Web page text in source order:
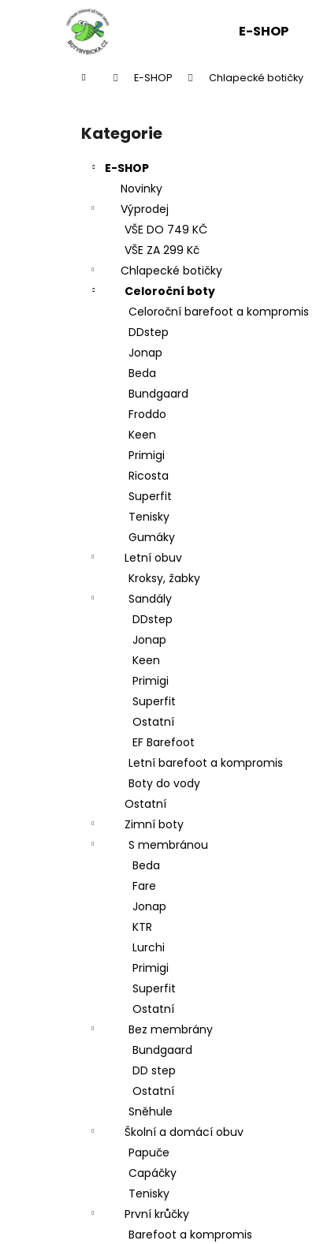
E-SHOP
Domů E-SHOP Chlapecké botičky
Přeskočit
kategorie
Kategorie
E-SHOP
Novinky
Výprodej
VŠE DO 749 KČ
VŠE ZA 299 Kč
Chlapecké botičky
Celoroční boty
Celoroční barefoot a kompromis
DDstep
Jonap
Beda
Bundgaard
Froddo
Keen
Primigi
Ricosta
Superfit
Tenisky
Gumáky
Letní obuv
Kroksy, žabky
Sandály
DDstep
Jonap
Keen
Primigi
Superfit
Ostatní
EF Barefoot
Letní barefoot a kompromis
Boty do vody
Ostatní
Zimní boty
S membránou
Beda
Fare
Jonap
KTR
Lurchi
Primigi
Superfit
Ostatní
Bez membrány
Bundgaard
DD step
Ostatní
Sněhule
Školní a domácí obuv
Papuče
Capáčky
Tenisky
První krůčky
Barefoot a kompromis
Zpět
Zpět